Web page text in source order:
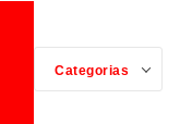
Categorias